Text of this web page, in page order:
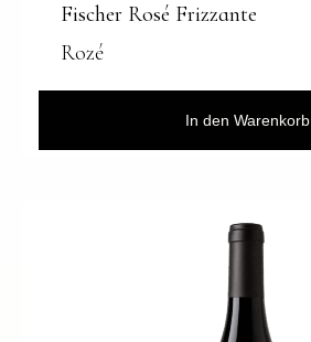
Fischer Rosé Frizzante
Rozé
In den Warenkorb